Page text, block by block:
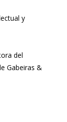
y
del
Gabeiras &